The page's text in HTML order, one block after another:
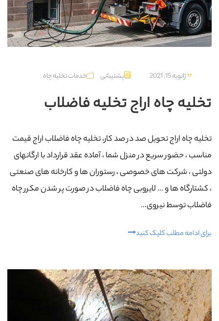
ژانویه 15, 2021 پشتیبانی خدمات تخلیه چاه
تخلیه چاه اراج تخلیه فاضلاب
تخلیه چاه اراج تحویل صد در صد کار، تخلیه چاه فاضلاب اراج قیمت
مناسب ، حضور سریع در منزل شما ، آماده عقد قرارداد با ارگانهای
دولتی ، شرکت های خصوصی ، رستوران ها و کارخانه های صنعتی
، کشتارگاه ها و … لایروبی چاه فاضلاب در صورت پر شدن مکرر چاه
فاضلاب توسط نیروی...
برای ادامه مطلب کلیک کنید